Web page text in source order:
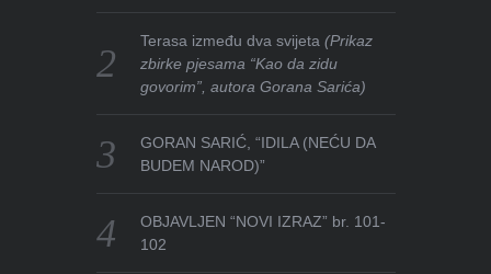
Terasa između dva svijeta(Prikaz
zbirke pjesama “Kao da zidu
govorim”, autora Gorana Sarića)
GORAN SARIĆ, “IDILA (NEĆU DA
BUDEM NAROD)”
OBJAVLJEN “NOVI IZRAZ” br. 101-
102